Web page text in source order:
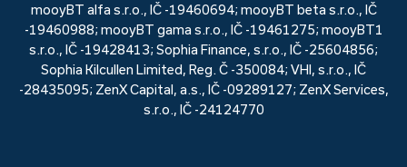
mooyBT alfa s.r.o., IČ -19460694; mooyBT beta s.r.o., IČ
-19460988; mooyBT gama s.r.o., IČ -19461275; mooyBT1
s.r.o., IČ -19428413; Sophia Finance, s.r.o., IČ -25604856;
Sophia Kilcullen Limited, Reg. Č -350084; VHI, s.r.o., IČ
-28435095; ZenX Capital, a.s., IČ -09289127; ZenX Services,
s.r.o., IČ -24124770